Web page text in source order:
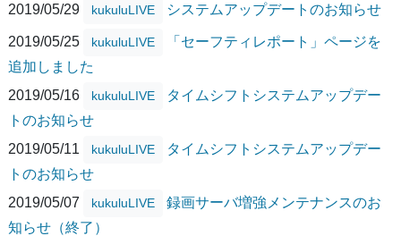
2019/05/29
kukuluLIVE システムアップデートのお知らせ
2019/05/25 kukuluLIVE
「セーフティレポート」ページを
追加しました
2019/05/16
kukuluLIVE
タイムシフトシステムアップデー
トのお知らせ
2019/05/11
kukuluLIVE
タイムシフトシステムアップデー
トのお知らせ
2019/05/07
kukuluLIVE
録画サーバ増強メンテナンスのお
知らせ（終了）